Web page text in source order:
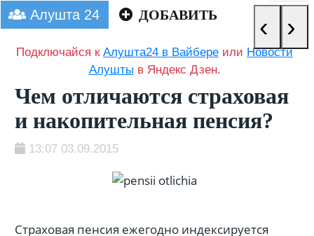
Алушта 24 ДОБАВИТЬ
Подключайся кАлушта24 в Вайбере или Новости
Алушты в Яндекс Дзен.
Чем отличаются страховая
и накопительная пенсия?
13:07 03.09.2015
Страховая пенсия ежегодно индексируется
‹ ›